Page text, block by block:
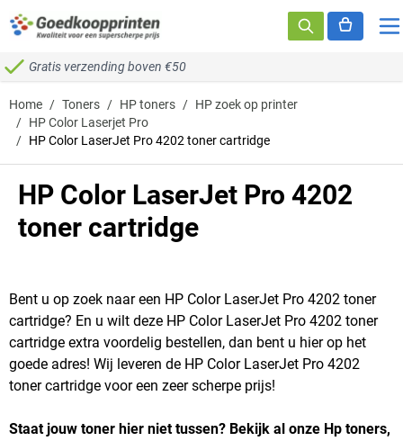
Ga naar de inhoud
Gratis verzending boven €50
Home / Toners / HP toners / HP zoek op printer
/ HP Color Laserjet Pro
/ HP Color LaserJet Pro 4202 toner cartridge
HP Color LaserJet Pro 4202
toner cartridge
Bent u op zoek naar een HP Color LaserJet Pro 4202 toner
cartridge? En u wilt deze HP Color LaserJet Pro 4202 toner
cartridge extra voordelig bestellen, dan bent u hier op het
goede adres! Wij leveren de HP Color LaserJet Pro 4202
toner cartridge voor een zeer scherpe prijs!
Staat jouw toner hier niet tussen? Bekijk al onze Hp toners,